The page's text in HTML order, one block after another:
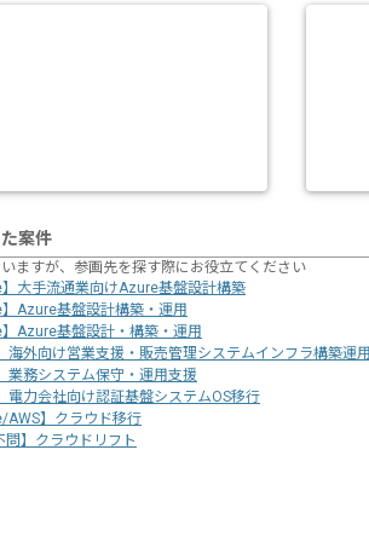
案件
ますが、参画先を探す際にお役立てください
】大手流通業向けAzure基盤設計構築
】Azure基盤設計構築・運用
】Azure基盤設計・構築・運用
海外向け営業支援・販売管理システムインフラ構築運
業務システム保守・運用支援
電力会社向け認証基盤システムOS移行
AWS】クラウド移行
問】クラウドリフト